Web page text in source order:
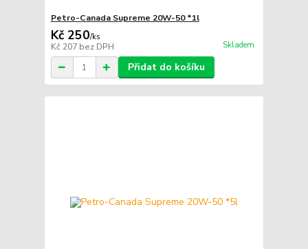
Petro-Canada Supreme 20W-50 *1l
Kč 250/ks
Kč 207 bez DPH Skladem
Přidat do košíku